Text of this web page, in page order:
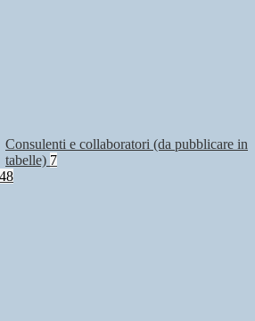
Consulenti e collaboratori (da pubblicare in
tabelle) 7